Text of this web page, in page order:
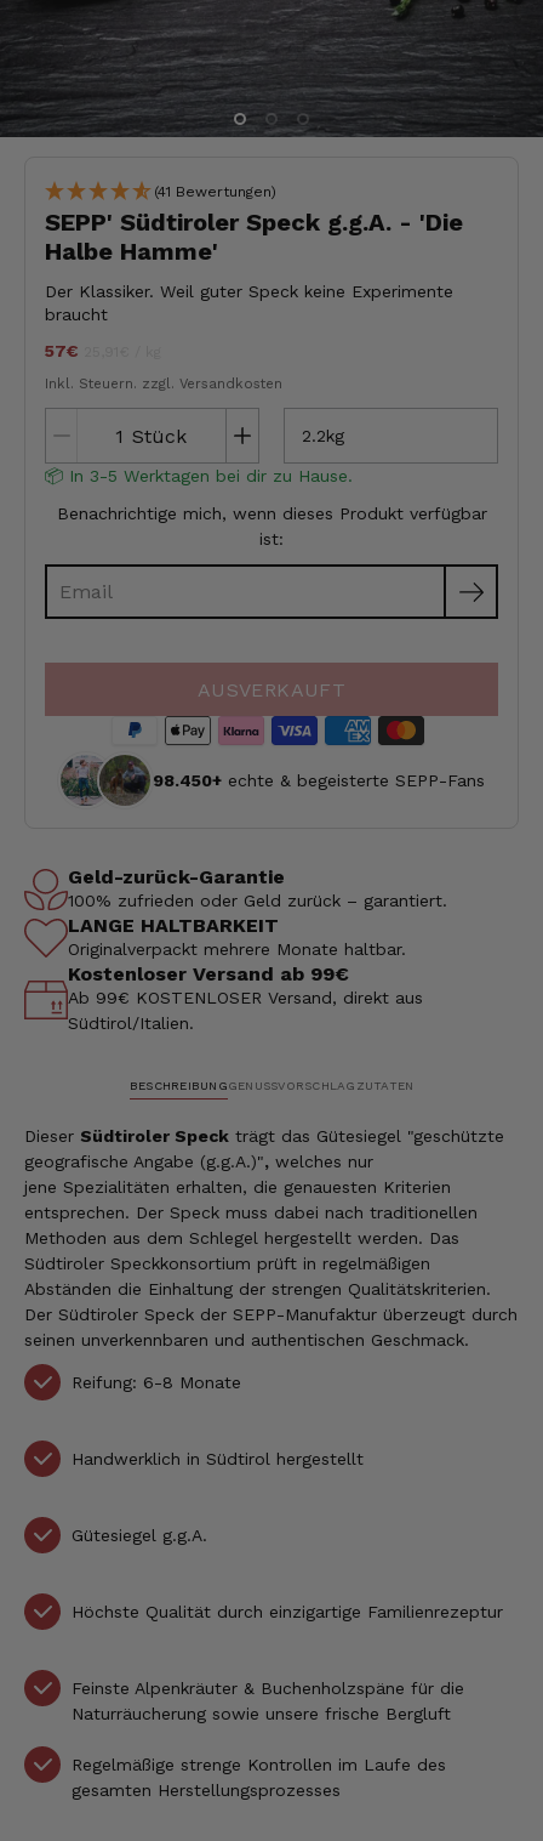
(41 Bewertungen)
SEPP' Südtiroler Speck g.g.A. - 'Die
Halbe Hamme'
Der Klassiker. Weil guter Speck keine Experimente
braucht
57€
Inkl. Steuern. zzgl. Versandkosten
Stück 2.2kg
📦 In 3-5 Werktagen bei dir zu Hause.
Benachrichtige mich, wenn dieses Produkt verfügbar
ist:
Email
für
AUSVERKAUFT
98.450+ echte & begeisterte SEPP-Fans
Geld-zurück-Garantie
100% zufrieden oder Geld zurück – garantiert.
LANGE HALTBARKEIT
Originalverpackt mehrere Monate haltbar.
Kostenloser Versand ab 99€
Ab 99€ KOSTENLOSER Versand, direkt aus
Südtirol/Italien.
BESCHREIBUNGGENUSSVORSCHLAG ZUTATEN
Dieser Südtiroler Speck trägt das Gütesiegel "geschützte
geografische Angabe (g.g.A.)", welches nur
jene Spezialitäten erhalten, die genauesten Kriterien
entsprechen. Der Speck muss dabei nach traditionellen
Methoden aus dem Schlegel hergestellt werden. Das
Südtiroler Speckkonsortium prüft in regelmäßigen
Abständen die Einhaltung der strengen Qualitätskriterien.
Der Südtiroler Speck der SEPP-Manufaktur überzeugt durch
seinen unverkennbaren und authentischen Geschmack.
Reifung: 6-8 Monate
Handwerklich in Südtirol hergestellt
Gütesiegel g.g.A.
Höchste Qualität durch einzigartige Familienrezeptur
Feinste Alpenkräuter & Buchenholzspäne für die
Naturräucherung sowie unsere frische Bergluft
Regelmäßige strenge Kontrollen im Laufe des
gesamten Herstellungsprozesses